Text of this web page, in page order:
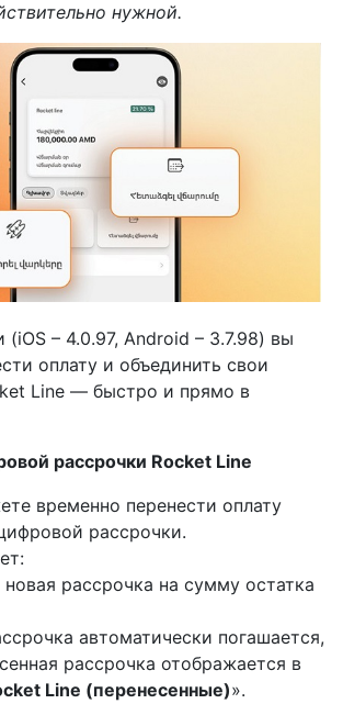
нужной.
(iOS – 4.0.97, Android – 3.7.98) вы
оплату и объединить свои
Line — быстро и прямо в
рассрочки Rocket Line
временно перенести оплату
рассрочки.
рассрочка на сумму остатка
автоматически погашается,
рассрочка отображается в
Line (перенесенные)».